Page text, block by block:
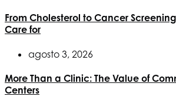
From Cholesterol to Cancer
Care for
agosto 3, 2026
More Than a Clinic: The Value of
Centers